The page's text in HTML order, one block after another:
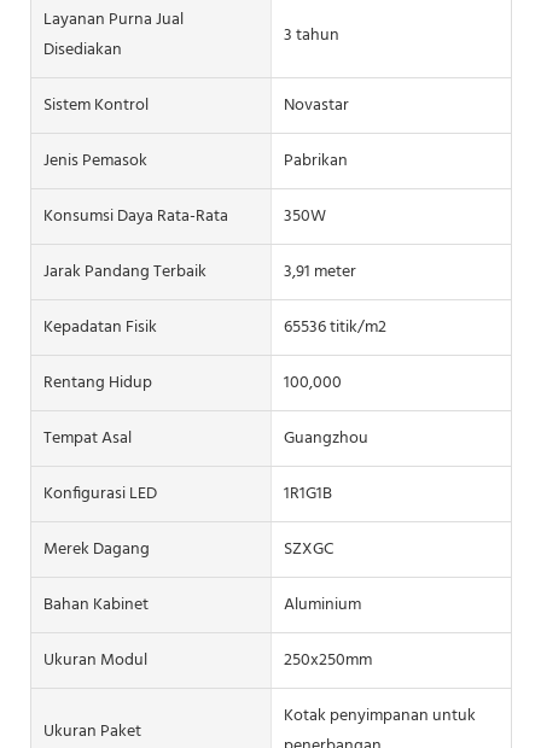
Layanan Purna Jual
Disediakan
3 tahun
Sistem Kontrol
Novastar
Jenis Pemasok
Pabrikan
Konsumsi Daya Rata-Rata
350W
Jarak Pandang Terbaik
3,91 meter
Kepadatan Fisik
65536 titik/m2
Rentang Hidup
100,000
Tempat Asal
Guangzhou
Konfigurasi LED
1R1G1B
Merek Dagang
SZXGC
Bahan Kabinet
Aluminium
Ukuran Modul
250x250mm
Ukuran Paket
Kotak penyimpanan untuk